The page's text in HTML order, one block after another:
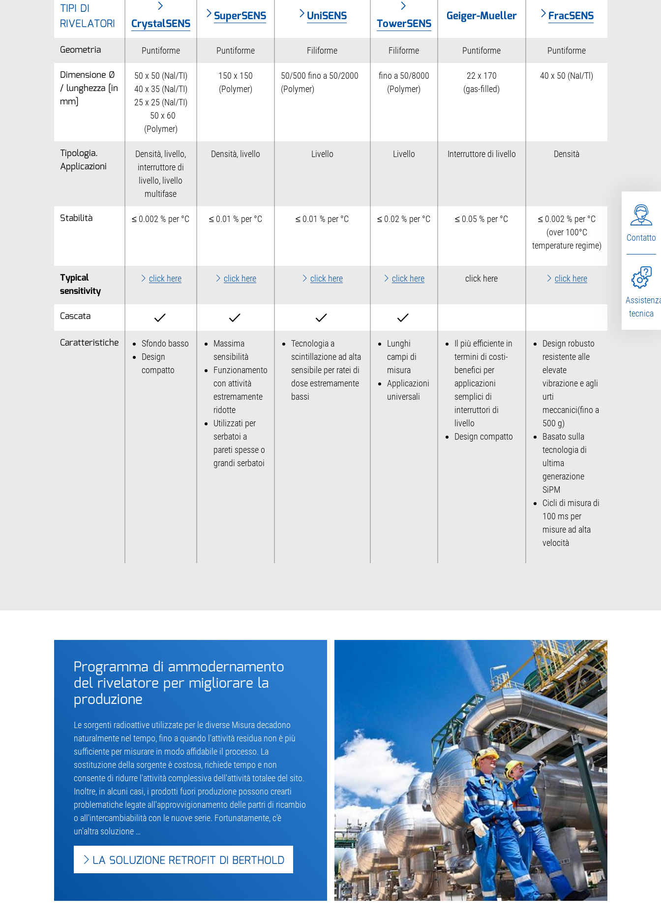
TIPI DI
RIVELATORI
CrystalSENS SuperSENS UniSENS TowerSENS Geiger-Mueller FracSENS
Geometria Puntiforme Puntiforme Filiforme Filiforme Puntiforme Puntiforme
Dimensione Ø
/ lunghezza [in
mm]
50 x 50 (Nal/TI)
40 x 35 (Nal/TI)
25 x 25 (Nal/TI)
50 x 60
(Polymer)
150 x 150
(Polymer)
50/500 fino a 50/2000
(Polymer)
fino a 50/8000
(Polymer)
22 x 170
(gas-filled)
40 x 50 (NaI/Tl)
Tipologia.
Applicazioni
Densità, livello,
interruttore di
livello, livello
multifase
Densità, livello Livello Livello Interruttore di livello Densità
Stabilità ≤ 0.002 % per °C ≤ 0.01 % per °C ≤ 0.01 % per °C ≤ 0.02 % per °C ≤ 0.05 % per °C
≤ 0.002 % per °C
(over 100°C
temperature regime)
Typical
sensitivity
click here click here click here click here click here click here
Cascata
Caratteristiche
Sfondo basso
Design
compatto
Massima
sensibilità
Funzionamento
con attività
estremamente
ridotte
Utilizzati per
serbatoi a
pareti spesse o
grandi serbatoi
Tecnologia a
scintillazione ad alta
sensibile per ratei di
dose estremamente
bassi
Lunghi
campi di
misura
Applicazioni
universali
Il più efficiente in
termini di costi-
benefici per
applicazioni
semplici di
interruttori di
livello
Design compatto
Design robusto
resistente alle
elevate
vibrazione e agli
urti
meccanici(fino a
500 g)
Basato sulla
tecnologia di
ultima
generazione
SiPM
Cicli di misura di
100 ms per
misure ad alta
velocità
Programma di ammodernamento
del rivelatore per migliorare la
produzione
Le sorgenti radioattive utilizzate per le diverse Misura decadono
naturalmente nel tempo, fino a quando l'attività residua non è più
sufficiente per misurare in modo affidabile il processo. La
sostituzione della sorgente è costosa, richiede tempo e non
consente di ridurre l'attività complessiva dell'attività totalee del sito.
Inoltre, in alcuni casi, i prodotti fuori produzione possono crearti
problematiche legate all'approvvigionamento delle partri di ricambio
o all'intercambiabilità con le nuove serie. Fortunatamente, c'è
un'altra soluzione …
LA SOLUZIONE RETROFIT DI BERTHOLD
Contatto
tecnica